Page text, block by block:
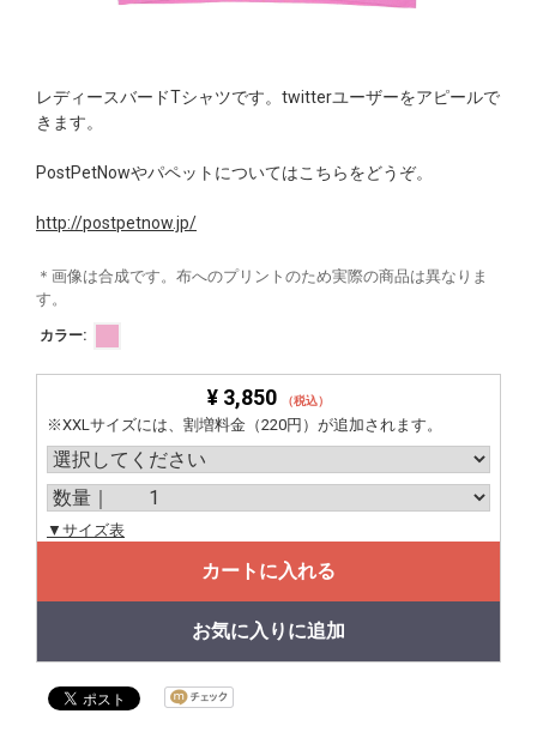
レディースバードTシャツです。twitterユーザーをアピールで
きます。
PostPetNowやパペットについてはこちらをどうぞ。
http://postpetnow.jp/
＊画像は合成です。布へのプリントのため実際の商品は異なりま
す。
カラー:
¥ 3,850 （税込）
※XXLサイズには、割増料金（220円）が追加されます。
▼サイズ表
カートに入れる
お気に入りに追加